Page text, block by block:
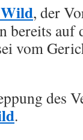
, der
bereits auf
vom
des
.